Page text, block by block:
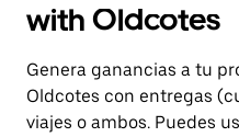
with Oldcotes
Genera ganancias a tu
Oldcotes con entregas
viajes o ambos. Puedes